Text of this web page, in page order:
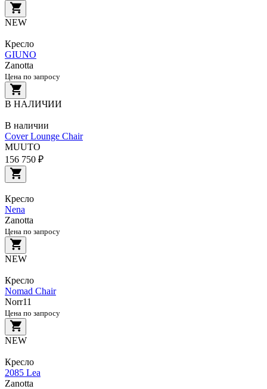
NEW
Кресло
GIUNO
Zanotta
Цена по запросу
В НАЛИЧИИ
В наличии
Cover Lounge Chair
MUUTO
156 750 ₽
Кресло
Nena
Zanotta
Цена по запросу
NEW
Кресло
Nomad Chair
Norr11
Цена по запросу
NEW
Кресло
2085 Lea
Zanotta